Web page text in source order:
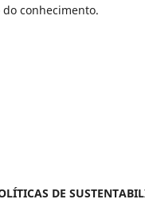
conhecimento.
DE